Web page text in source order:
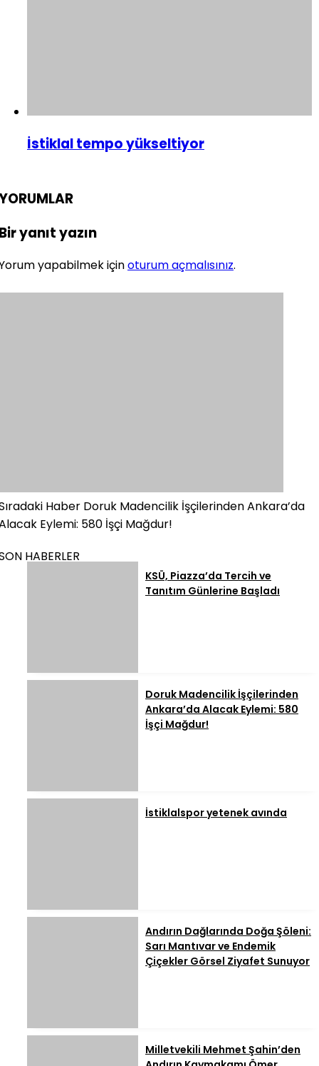
İstiklal tempo yükseltiyor
yanıt yazın
yapabilmek içinoturum açmalısınız.
Haber Doruk Madencilik İşçilerinden Ankara’da
Eylemi: 580 İşçi Mağdur!
HABERLER
KSÜ, Piazza’da Tercih ve
Tanıtım Günlerine Başladı
Doruk Madencilik İşçilerinden
Ankara’da Alacak Eylemi: 580
İşçi Mağdur!
İstiklalspor yetenek avında
Andırın Dağlarında Doğa Şöleni:
Sarı Mantıvar ve Endemik
Çiçekler Görsel Ziyafet Sunuyor
Milletvekili Mehmet Şahin’den